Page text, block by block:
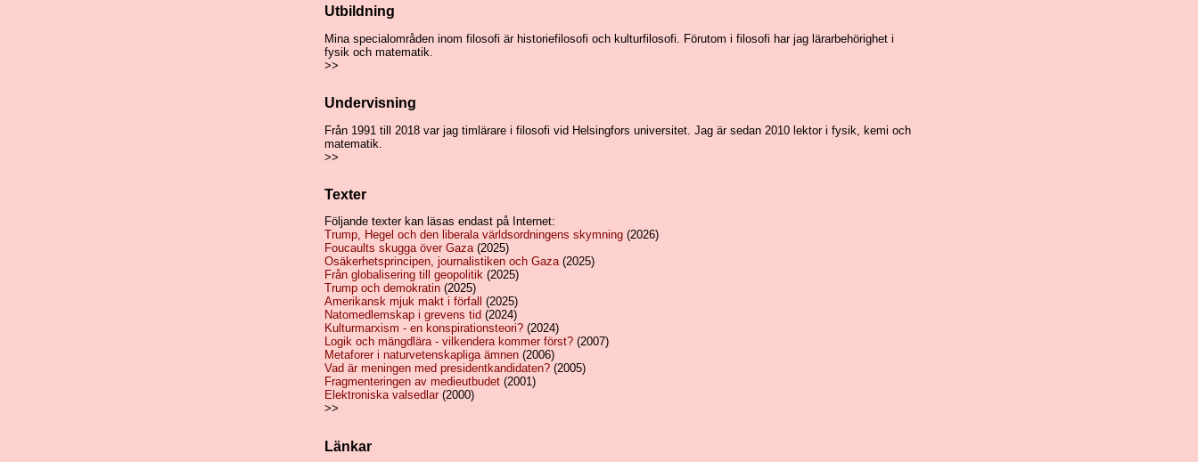
Utbildning
Mina specialområden inom filosofi är historiefilosofi och kulturfilosofi. Förutom i filosofi har jag lärarbehörighet i
fysik och matematik.
>>
Undervisning
Från 1991 till 2018 var jag timlärare i filosofi vid Helsingfors universitet. Jag är sedan 2010 lektor i fysik, kemi och
matematik.
>>
Texter
Följande texter kan läsas endast på Internet:
Trump, Hegel och den liberala världsordningens skymning(2026)
Foucaults skugga över Gaza(2025)
Osäkerhetsprincipen, journalistiken och Gaza(2025)
Från globalisering till geopolitik(2025)
Trump och demokratin(2025)
Amerikansk mjuk makt i förfall (2025)
Natomedlemskap i grevens tid (2024)
Kulturmarxism - en konspirationsteori?(2024)
Logik och mängdlära - vilkendera kommer först?(2007)
Metaforer i naturvetenskapliga ämnen(2006)
Vad är meningen med presidentkandidaten?(2005)
Fragmenteringen av medieutbudet(2001)
Elektroniska valsedlar(2000)
>>
Länkar